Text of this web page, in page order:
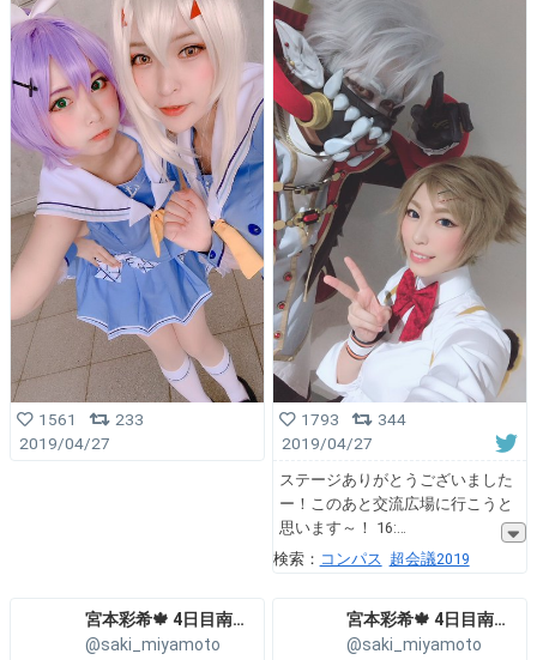
1561
233
2019/04/27
1793
344
2019/04/27
ステージありがとうございました
ー！このあと交流広場に行こうと
思います～！ 16:
検索： コンパス 超会議2019
宮本彩希🍁 4日目南ア-06ab
@saki_miyamoto
宮本彩希🍁 4日目南ア-06ab
@saki_miyamoto